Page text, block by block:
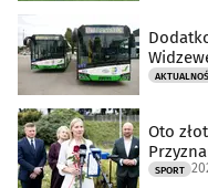
Oto
SPORT